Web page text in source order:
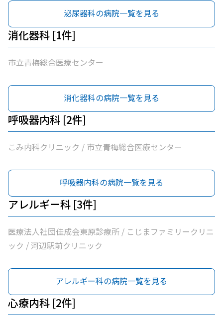
泌尿器科の病院一覧を見る
消化器科 [1件]
市立青梅総合医療センター
消化器科の病院一覧を見る
呼吸器内科 [2件]
こみ内科クリニック / 市立青梅総合医療センター
呼吸器内科の病院一覧を見る
アレルギー科 [3件]
医療法人社団佳成会東原診療所 / こじまファミリークリニ
ック / 河辺駅前クリニック
アレルギー科の病院一覧を見る
心療内科 [2件]